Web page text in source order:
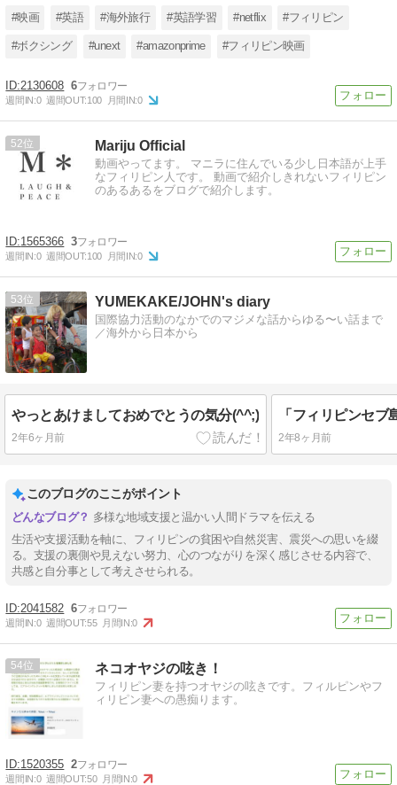
#映画 #英語 #海外旅行 #英語学習 #netflix #フィリピン
#ボクシング #unext #amazonprime #フィリピン映画
2130608 6
週間IN:0 週間OUT:100 月間IN:0
52 Mariju Official
動画やってます。 マニラに住んでいる少し日本語が上手
なフィリピン人です。 動画で紹介しきれないフィリピン
のあるあるをブログで紹介します。
1565366 3
週間IN:0 週間OUT:100 月間IN:0
53 YUMEKAKE/JOHN's diary
国際協力活動のなかでのマジメな話からゆる〜い話まで
／海外から日本から
やっとあけましておめでとうの気分(^^;)
2年6ヶ月前 2年8ヶ月前
このブログのここがポイント
多様な地域支援と温かい人間ドラマを伝える
生活や支援活動を軸に、フィリピンの貧困や自然災害、震災への思いを綴
る。支援の裏側や見えない努力、心のつながりを深く感じさせる内容で、
共感と自分事として考えさせられる。
2041582 6
週間IN:0 週間OUT:55 月間IN:0
54 ネコオヤジの呟き！
フィリピン妻を持つオヤジの呟きです。フィルピンやフ
ィリピン妻への愚痴ります。
1520355 2
週間IN:0 週間OUT:50 月間IN:0